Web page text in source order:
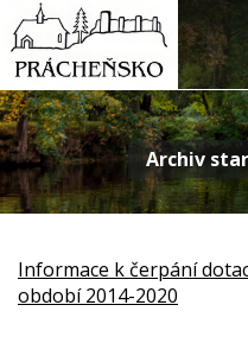
Úvod
Prácheň a Otava
Zajímavosti
Aktivity
Obce
Archiv
Informace k čerpání
období 2014-2020